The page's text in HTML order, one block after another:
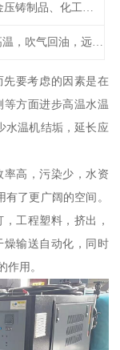
注塑、橡胶、铝合金压铸制品、化工制药厂家、注塑机、压铸机、反应釜、热压机配套
PLC智能，防爆，高温，吹气回油，远程通讯，云端数据存储，多点温控等等
先要考虑的因素是在
方面进步高温水温
水温机结垢，延长应
高，污染少，水资
了更广阔的空间。
工程塑料，挤出，
燥输送自动化，同时
作用。